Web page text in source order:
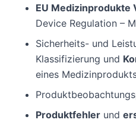
EU Medizinprodukte
Device Regulation –
Sicherheits- und
Klassifizierung und
eines
Produktfehler und